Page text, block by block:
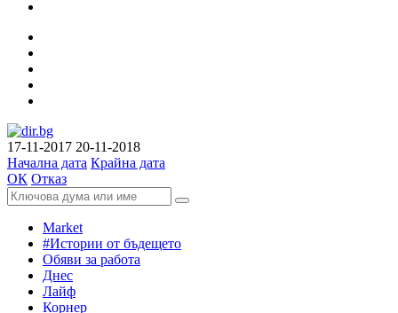
17-11-2017 20-11-2018
Начална дата Крайна дата
ОК Отказ
Market
#Истории от бъдещето
Обяви за работа
Днес
Лайф
Корнер